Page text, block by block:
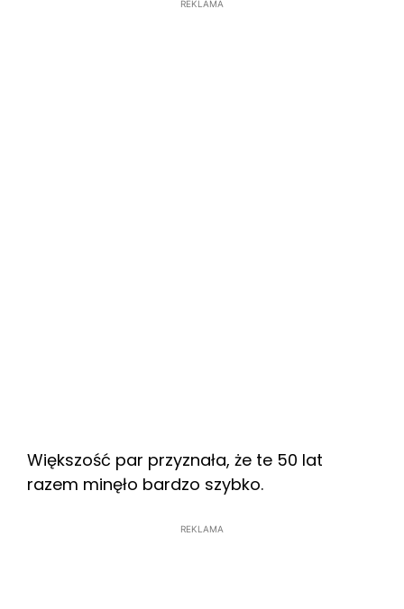
REKLAMA
Większość par przyznała, że te 50 lat
razem minęło bardzo szybko.
REKLAMA